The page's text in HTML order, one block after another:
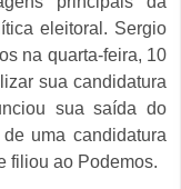
eleitoral. Sergio
na quarta-feira, 10
sua candidatura
sua saída do
uma candidatura
filiou ao Podemos.